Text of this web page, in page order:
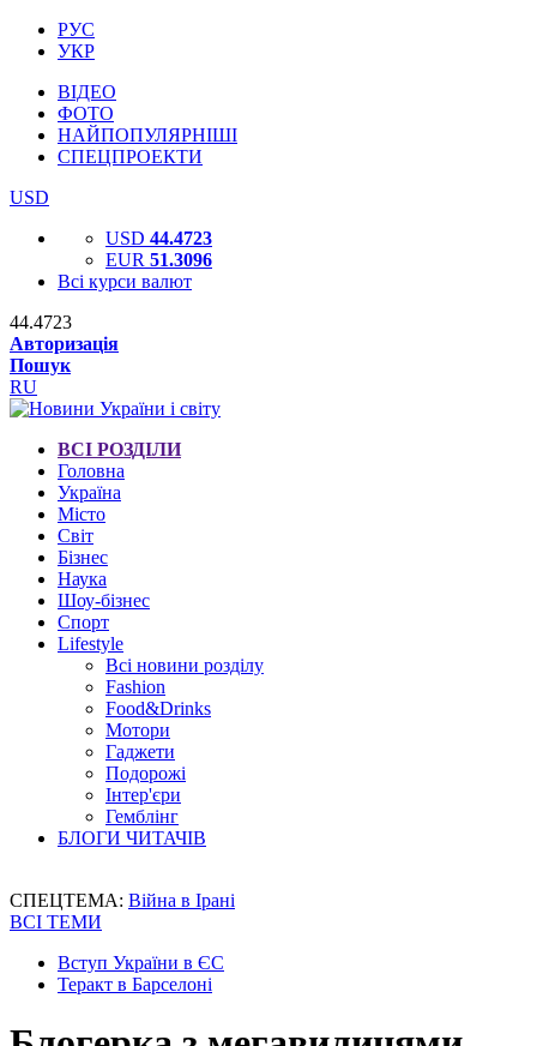
РУС
УКР
ВІДЕО
ФОТО
НАЙПОПУЛЯРНІШІ
СПЕЦПРОЕКТИ
USD
USD 44.4723
EUR 51.3096
Всі курси валют
44.4723
Авторизація
Пошук
RU
ВСІ РОЗДІЛИ
Головна
Україна
Місто
Світ
Бізнес
Наука
Шоу-бізнес
Спорт
Lifestyle
Всі новини розділу
Fashion
Food&Drinks
Мотори
Гаджети
Подорожі
Інтер'єри
Гемблінг
БЛОГИ ЧИТАЧІВ
СПЕЦТЕМА: Війна в Ірані
ВСІ ТЕМИ
Вступ України в ЄС
Теракт в Барселоні